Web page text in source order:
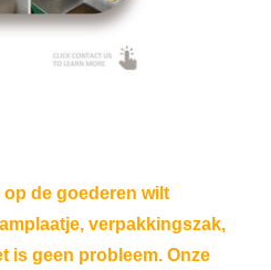
de goederen wilt
verpakkingszak,
is geen probleem. Onze